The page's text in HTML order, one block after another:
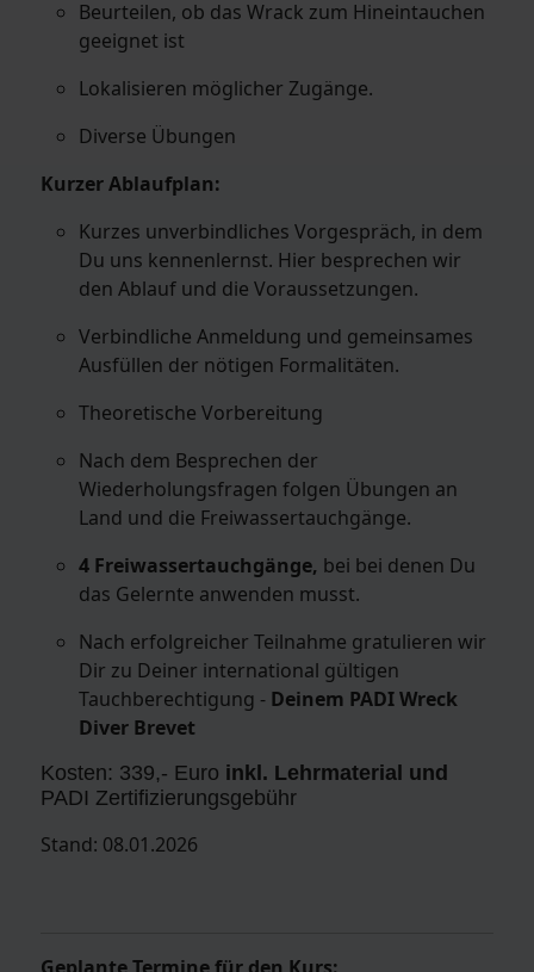
Beurteilen, ob das Wrack zum Hineintauchen
geeignet ist
Lokalisieren möglicher Zugänge.
Diverse Übungen
Kurzer Ablaufplan:
Kurzes unverbindliches Vorgespräch, in dem
Du uns kennenlernst. Hier besprechen wir
den Ablauf und die Voraussetzungen.
Verbindliche Anmeldung und gemeinsames
Ausfüllen der nötigen Formalitäten.
Theoretische Vorbereitung
Nach dem Besprechen der
Wiederholungsfragen folgen Übungen an
Land und die Freiwassertauchgänge.
4 Freiwassertauchgänge, bei bei denen Du
das Gelernte anwenden musst.
Nach erfolgreicher Teilnahme gratulieren wir
Dir zu Deiner international gültigen
Tauchberechtigung - Deinem PADI Wreck
Diver Brevet
Kosten: 339,- Euro inkl. Lehrmaterial und
PADI Zertifizierungsgebühr
Stand: 08.01.2026